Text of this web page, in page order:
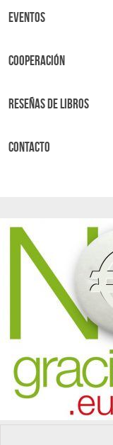
Eventos
Cooperación
Reseñas de libros
Contacto